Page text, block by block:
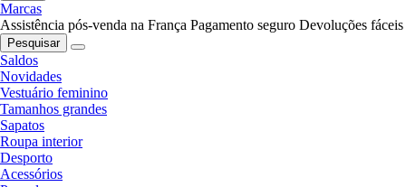
Marcas
Assistência pós-venda na França Pagamento seguro Devoluções fáceis
Pesquisar
Saldos
Novidades
Vestuário feminino
Tamanhos grandes
Sapatos
Roupa interior
Desporto
Acessórios